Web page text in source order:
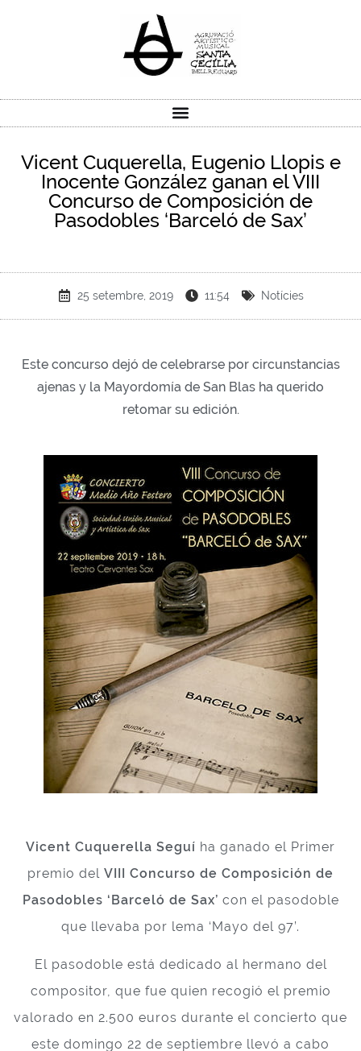
Vicent Cuquerella, Eugenio Llopis e
Inocente González ganan el VIII
Concurso de Composición de
Pasodobles ‘Barceló de Sax’
25 setembre, 2019 11:54 Notícies
Este concurso dejó de celebrarse por circunstancias
ajenas y la Mayordomía de San Blas ha querido
retomar su edición.
Vicent Cuquerella Seguí ha ganado el Primer
premio del VIII Concurso de Composición de
Pasodobles ‘Barceló de Sax’ con el pasodoble
que llevaba por lema ‘Mayo del 97’.
El pasodoble está dedicado al hermano del
compositor, que fue quien recogió el premio
valorado en 2.500 euros durante el concierto que
este domingo 22 de septiembre llevó a cabo